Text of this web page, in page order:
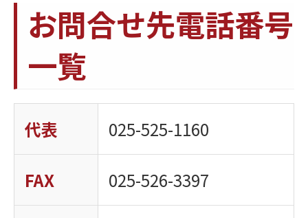
お問合せ先電話番号
一覧
代表 025-525-1160
FAX 025-526-3397